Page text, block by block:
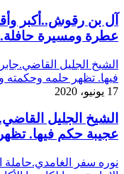
آل بن رقوش..أكبر
عطرة ومسيرة حافلة.
الشيخ الجليل
فيها. تظهر حلمه وحكمته
17 يونيو، 2020
الشيخ الجليل
عجيبة حكم فيها.
نوره سفر الغامدي.حاملة